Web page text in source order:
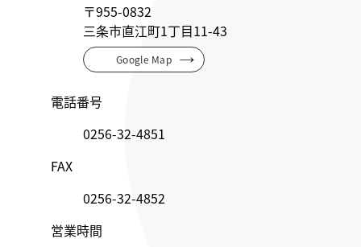
〒955-0832
三条市直江町1丁目11-43
Google Map
電話番号
0256-32-4851
FAX
0256-32-4852
営業時間